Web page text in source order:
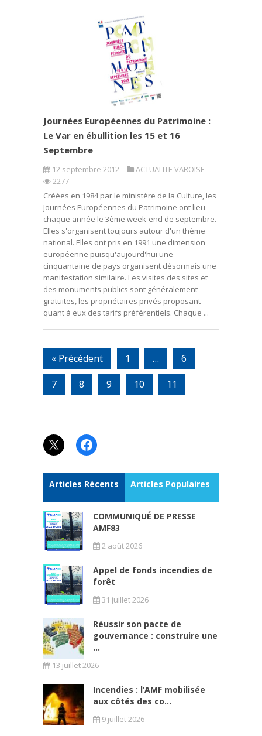
Journées Européennes du Patrimoine :
Le Var en ébullition les 15 et 16
Septembre
12 septembre 2012
ACTUALITE VAROISE
2277
Créées en 1984 par le ministère de la Culture, les
Journées Européennes du Patrimoine ont lieu
chaque année le 3ème week-end de septembre.
Elles s'organisent toujours autour d'un thème
national. Elles ont pris en 1991 une dimension
européenne puisqu'aujourd'hui une
cinquantaine de pays organisent désormais une
manifestation similaire. Les visites des sites et
des monuments publics sont généralement
gratuites, les propriétaires privés proposant
quant à eux des tarifs préférentiels. Chaque ...
« Précédent 1 …
6
7
8 9 10 11
X Facebook
Articles Récents Articles Populaires
COMMUNIQUÉ DE PRESSE
AMF83
2 août 2026
Appel de fonds incendies de
forêt
31 juillet 2026
Réussir son pacte de
gouvernance : construire une
...
13 juillet 2026
Incendies : l’AMF mobilisée
aux côtés des co...
9 juillet 2026